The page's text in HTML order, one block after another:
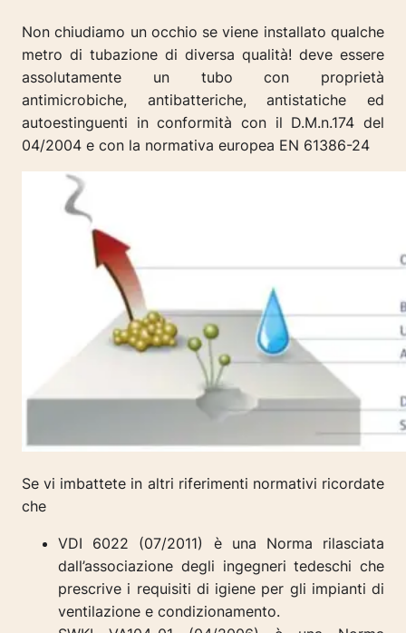
Non chiudiamo un occhio se viene installato qualche
metro di tubazione di diversa qualità! deve essere
assolutamente un tubo con proprietà
antimicrobiche, antibatteriche, antistatiche ed
autoestinguenti in conformità con il D.M.n.174 del
04/2004 e con la normativa europea EN 61386-24
Se vi imbattete in altri riferimenti normativi ricordate
che
VDI 6022 (07/2011) è una Norma rilasciata
dall’associazione degli ingegneri tedeschi che
prescrive i requisiti di igiene per gli impianti di
ventilazione e condizionamento.